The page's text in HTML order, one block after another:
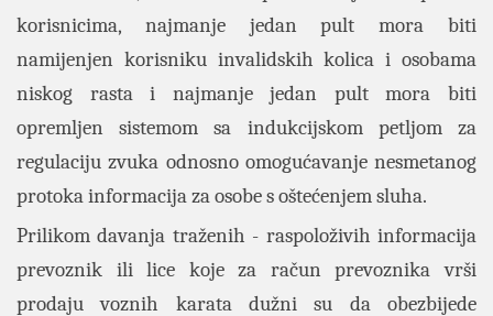
korisnicima, najmanje jedan pult mora biti
namijenjen korisniku invalidskih kolica i osobama
niskog rasta i najmanje jedan pult mora biti
opremljen sistemom sa indukcijskom petljom za
regulaciju zvuka odnosno omogućavanje nesmetanog
protoka informacija za osobe s oštećenjem sluha.
Prilikom davanja traženih - raspoloživih informacija
prevoznik ili lice koje za račun prevoznika vrši
prodaju voznih karata dužni su da obezbijede